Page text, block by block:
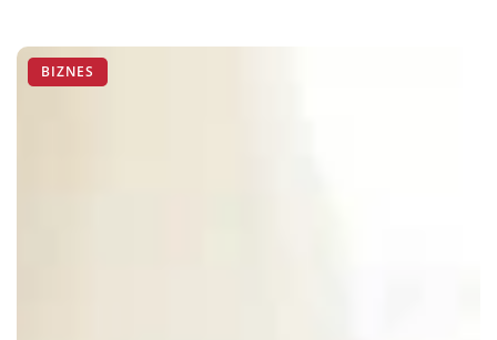
BIZNES